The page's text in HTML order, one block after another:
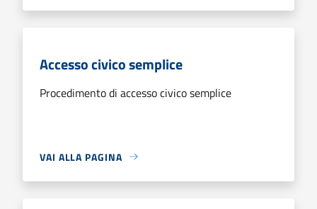
Accesso civico semplice
Procedimento di accesso civico semplice
VAI ALLA PAGINA